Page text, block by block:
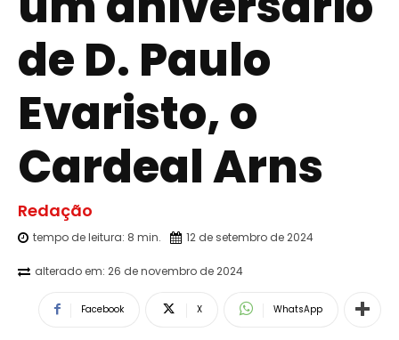
de D. Paulo
Evaristo, o
Cardeal Arns
Redação
tempo de leitura: 8 min. 12 de setembro de 2024
alterado em: 26 de novembro de 2024
Facebook X WhatsApp